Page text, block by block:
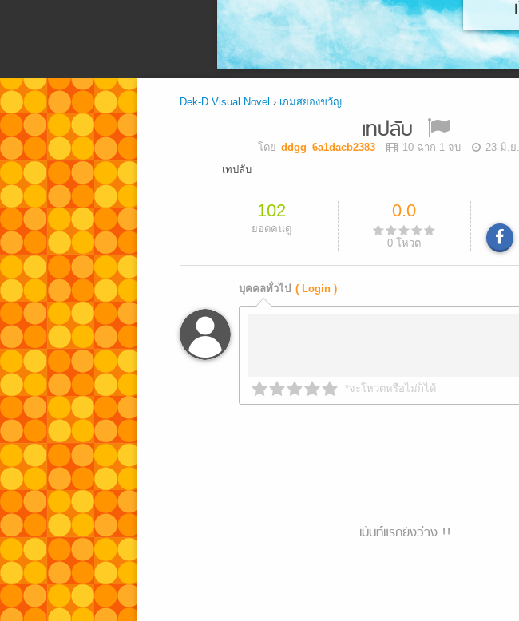
Dek-D Visual Novel › เกมสยองขวัญ
เทปลับ
โดย ddgg_6a1dacb2383 10 ฉาก 1 จบ
23 มิ.ย
เทปลับ
102
ยอดคนดู
0.0
0 โหวต
บุคคลทั่วไป ( Login )
*จะโหวตหรือไม่ก็ได้
เม้นท์แรกยังว่าง !!